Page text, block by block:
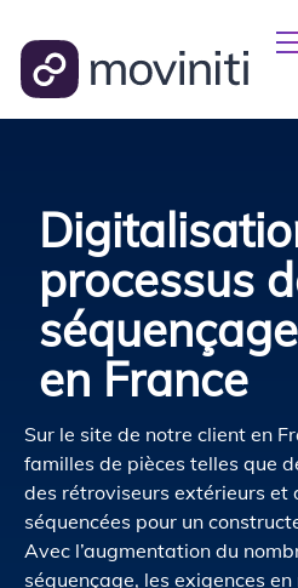
processus
en France
Sur le site de notre client en
familles de pièces telles que
des rétroviseurs extérieurs et
séquencées pour un
Avec l’augmentation du
séquençage, les exigences